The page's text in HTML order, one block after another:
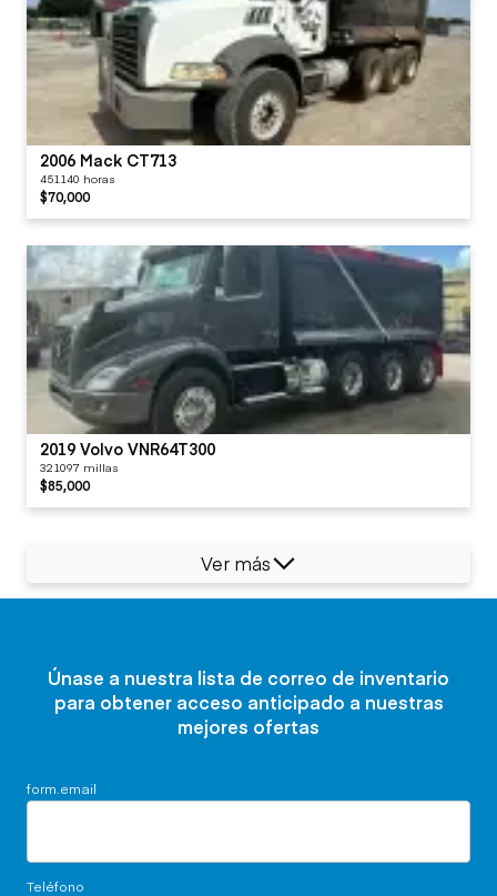
2006 Mack CT713
451140 horas
$70,000
2019 Volvo VNR64T300
321097 millas
$85,000
Ver más
Únase a nuestra lista de correo de inventario
para obtener acceso anticipado a nuestras
mejores ofertas
form.email
Teléfono